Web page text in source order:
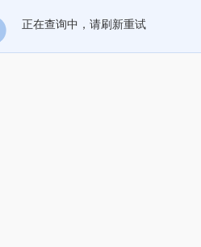
正在查询中，请刷新重试